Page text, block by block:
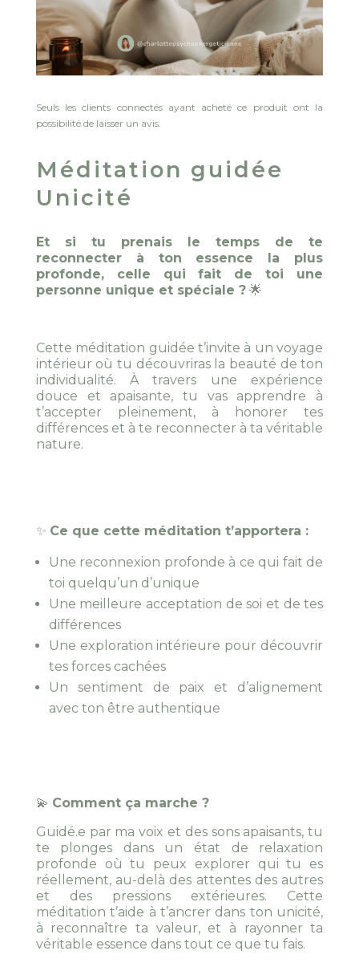
Seuls les clients connectés ayant acheté ce produit ont la
possibilité de laisser un avis.
Méditation guidée
Unicité
Et si tu prenais le temps de te
reconnecter à ton essence la plus
profonde, celle qui fait de toi une
personne unique et spéciale ?🌟
Cette méditation guidée t’invite à un voyage
intérieur où tu découvriras la beauté de ton
individualité. À travers une expérience
douce et apaisante, tu vas apprendre à
t’accepter pleinement, à honorer tes
différences et à te reconnecter à ta véritable
nature.
✨ Ce que cette méditation t’apportera :
Une reconnexion profonde à ce qui fait de
toi quelqu’un d’unique
Une meilleure acceptation de soi et de tes
différences
Une exploration intérieure pour découvrir
tes forces cachées
Un sentiment de paix et d’alignement
avec ton être authentique
💫 Comment ça marche ?
Guidé.e par ma voix et des sons apaisants, tu
te plonges dans un état de relaxation
profonde où tu peux explorer qui tu es
réellement, au-delà des attentes des autres
et des pressions extérieures. Cette
méditation t’aide à t’ancrer dans ton unicité,
à reconnaître ta valeur, et à rayonner ta
véritable essence dans tout ce que tu fais.